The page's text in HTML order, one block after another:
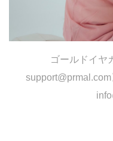
ゴールドイヤ